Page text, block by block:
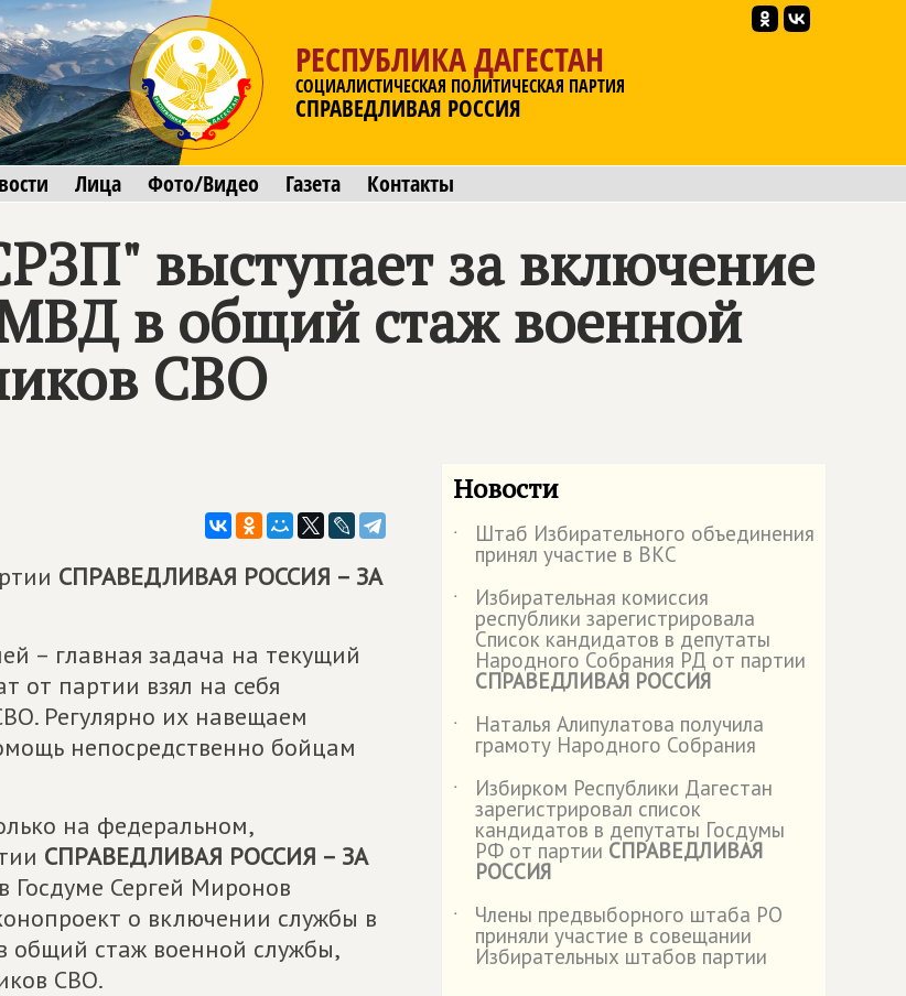
РЕСПУБЛИКА ДАГЕСТАН
СОЦИАЛИСТИЧЕСКАЯ ПОЛИТИЧЕСКАЯ ПАРТИЯ
СПРАВЕДЛИВАЯ РОССИЯ
Лица Фото/Видео Газета Контакты
выступает за включение
в общий стаж военной
СВО
СПРАВЕДЛИВАЯ РОССИЯ – ЗА
– главная задача на текущий
от партии взял на себя
Регулярно их навещаем
непосредственно бойцам
на федеральном,
СПРАВЕДЛИВАЯ РОССИЯ – ЗА
Госдуме Сергей Миронов
о включении службы в
общий стаж военной службы,
СВО.
Новости
˙ Штаб Избирательного объединения
принял участие в ВКС
˙
Избирательная комиссия
республики зарегистрировала
Список кандидатов в депутаты
Народного Собрания РД от партии
СПРАВЕДЛИВАЯ РОССИЯ
˙
Наталья Алипулатова получила
грамоту Народного Собрания
˙
Избирком Республики Дагестан
зарегистрировал список
кандидатов в депутаты Госдумы
РФ от партии СПРАВЕДЛИВАЯ
РОССИЯ
˙
Члены предвыборного штаба РО
приняли участие в совещании
Избирательных штабов партии